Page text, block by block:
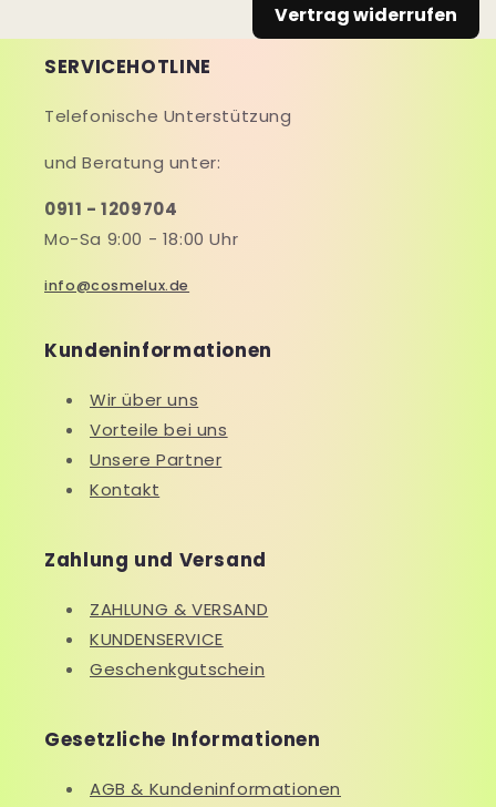
Vertrag widerrufen
SERVICEHOTLINE
Telefonische Unterstützung
und Beratung unter:
0911 - 1209704
Mo-Sa 9:00 - 18:00 Uhr
info@cosmelux.de
Kundeninformationen
Wir über uns
Vorteile bei uns
Unsere Partner
Kontakt
Zahlung und Versand
ZAHLUNG & VERSAND
KUNDENSERVICE
Geschenkgutschein
Gesetzliche Informationen
AGB & Kundeninformationen